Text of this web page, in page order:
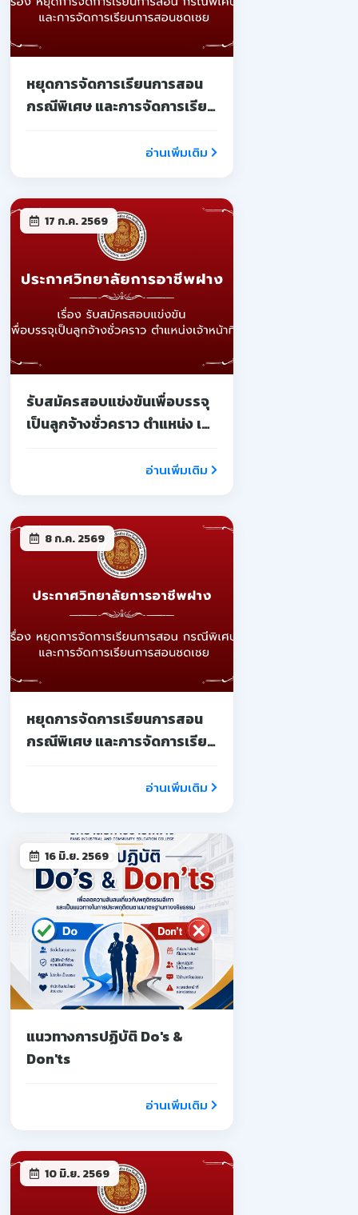
หยุดการจัดการเรียนการสอน
กรณีพิเศษ และการจัดการเรียน
อ่านเพิ่มเติม
17 ก.ค. 2569
รับสมัครสอบแข่งขันเพื่อบรรจุ
เป็นลูกจ้างชั่วคราว ตำแหน่ง เจ้า
อ่านเพิ่มเติม
8 ก.ค. 2569
หยุดการจัดการเรียนการสอน
กรณีพิเศษ และการจัดการเรียน
อ่านเพิ่มเติม
16 มิ.ย. 2569
แนวทางการปฏิบัติ Do's &
Don'ts
อ่านเพิ่มเติม
10 มิ.ย. 2569